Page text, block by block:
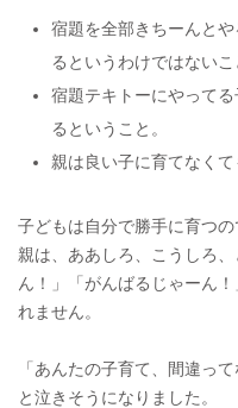
宿題を全部きちーんと
るというわけではないこ
宿題テキトーにやって
るということ。
親は良い子に育てなくて
子どもは自分で勝手に育つの
親は、ああしろ、こうしろ
ん！」「がんばるじゃーん
れません。
「あんたの子育て、間違っ
と泣きそうになりました。